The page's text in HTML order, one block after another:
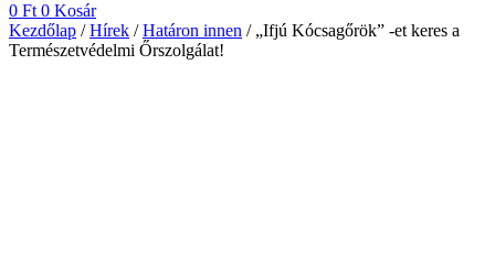
0 Ft 0 Kosár
Kezdőlap /Hírek /Határon innen / „Ifjú Kócsagőrök” -et keres a
Természetvédelmi Őrszolgálat!